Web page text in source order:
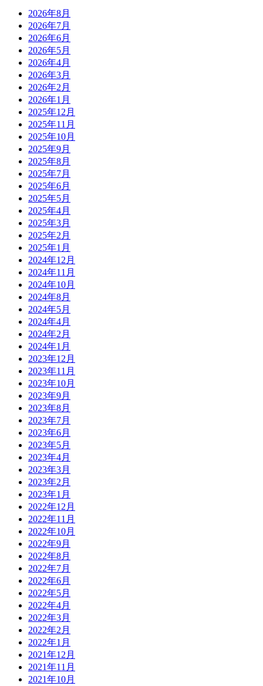
2026年8月
2026年7月
2026年6月
2026年5月
2026年4月
2026年3月
2026年2月
2026年1月
2025年12月
2025年11月
2025年10月
2025年9月
2025年8月
2025年7月
2025年6月
2025年5月
2025年4月
2025年3月
2025年2月
2025年1月
2024年12月
2024年11月
2024年10月
2024年8月
2024年5月
2024年4月
2024年2月
2024年1月
2023年12月
2023年11月
2023年10月
2023年9月
2023年8月
2023年7月
2023年6月
2023年5月
2023年4月
2023年3月
2023年2月
2023年1月
2022年12月
2022年11月
2022年10月
2022年9月
2022年8月
2022年7月
2022年6月
2022年5月
2022年4月
2022年3月
2022年2月
2022年1月
2021年12月
2021年11月
2021年10月